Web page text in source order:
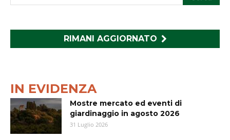
RIMANI AGGIORNATO
IN EVIDENZA
Mostre mercato ed eventi di
giardinaggio in agosto 2026
31 Luglio 2026